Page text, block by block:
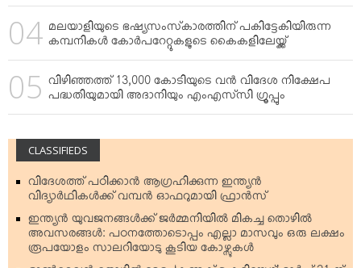
മലയാളിയുടെ ഭഷ്യസംസ്‌കാരത്തിന് പകിട്ടേകിയിരുന്ന
കമ്പനികള്‍ കോര്‍പറേറ്റുകളുടെ കൈകളിലേയ്ക്ക്
വിഴിഞ്ഞത്ത് 13,000 കോടിയുടെ വന്‍ വിദേശ നിക്ഷേപ
പദ്ധതിയുമായി അദാനിയും എംഎസ്‌സി ഗ്രൂപ്പും
CLASSIFIEDS
വിദേശത്ത് പഠിക്കാന്‍ ആഗ്രഹിക്കുന്ന ഇന്ത്യന്‍
വിദ്യാര്‍ഥികള്‍ക്ക് വമ്പന്‍ ഓഫറുമായി ഫ്രാന്‍സ്
ഇന്ത്യന്‍ യുവജനങ്ങള്‍ക്ക് ജര്‍മ്മനിയില്‍ മികച്ച തൊഴില്‍
അവസരങ്ങള്‍: പഠനത്തോടൊപ്പം എല്ലാ മാസവും ഒരു ലക്ഷം
രൂപയോളം സാലറിയോടു കൂടിയ കോഴ്സുകള്‍